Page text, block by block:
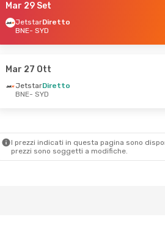
Set
30 Ott
SYD
-
Mar 29 Set
JetstarDiretto
BNE- SYD
Mar 27 Ott
JetstarDiretto
BNE- SYD
I prezzi indicati in questa pagina sono
prezzi sono soggetti a modifiche.